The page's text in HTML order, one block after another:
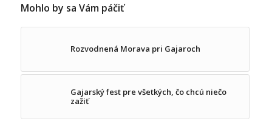
Mohlo by sa Vám páčiť
Rozvodnená Morava pri Gajaroch
Gajarský fest pre všetkých, čo chcú niečo
zažiť